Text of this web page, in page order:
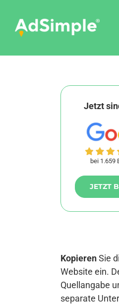
content
Jetzt
bei 1.659
JETZT
KopierenSie
Website ein.
Quellangabe
separate